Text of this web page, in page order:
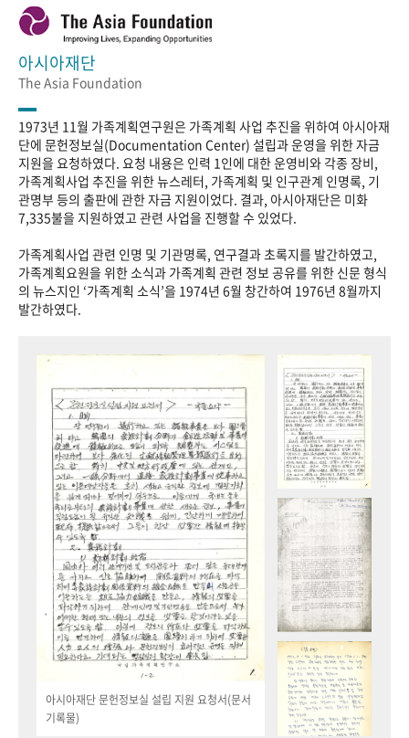
아시아재단
The Asia Foundation
1973년 11월 가족계획연구원은 가족계획 사업 추진을 위하여 아시아재
단에 문헌정보실(Documentation Center) 설립과 운영을 위한 자금
지원을 요청하였다. 요청 내용은 인력 1인에 대한 운영비와 각종 장비,
가족계획사업 추진을 위한 뉴스레터, 가족계획 및 인구관계 인명록, 기
관명부 등의 출판에 관한 자금 지원이었다. 결과, 아시아재단은 미화
7,335불을 지원하였고 관련 사업을 진행할 수 있었다.
가족계획사업 관련 인명 및 기관명록, 연구결과 초록지를 발간하였고,
가족계획요원을 위한 소식과 가족계획 관련 정보 공유를 위한 신문 형식
의 뉴스지인 ‘가족계획 소식’을 1974년 6월 창간하여 1976년 8월까지
발간하였다.
아시아재단 문헌정보실 설립 지원 요청서(문서
기록물)